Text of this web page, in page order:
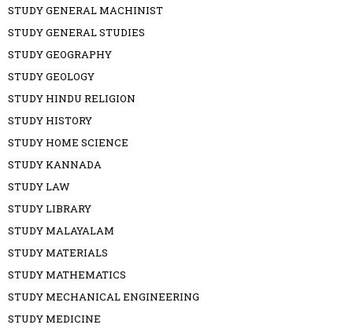
STUDY GENERAL MACHINIST
STUDY GENERAL STUDIES
STUDY GEOGRAPHY
STUDY GEOLOGY
STUDY HINDU RELIGION
STUDY HISTORY
STUDY HOME SCIENCE
STUDY KANNADA
STUDY LAW
STUDY LIBRARY
STUDY MALAYALAM
STUDY MATERIALS
STUDY MATHEMATICS
STUDY MECHANICAL ENGINEERING
STUDY MEDICINE